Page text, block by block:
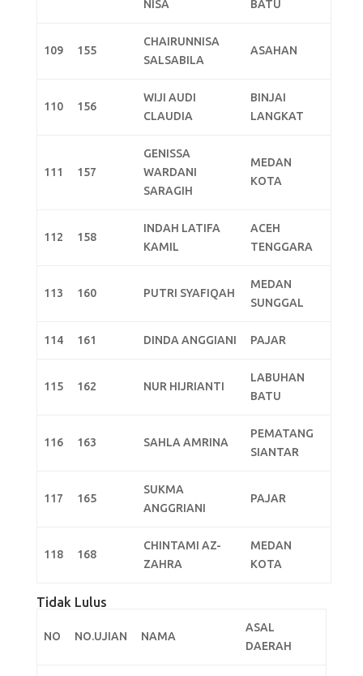
NISA
BATU
109 155
CHAIRUNNISA
SALSABILA
ASAHAN
110 156
WIJI AUDI
CLAUDIA
BINJAI
LANGKAT
111 157
GENISSA
WARDANI
SARAGIH
MEDAN
KOTA
112 158
INDAH LATIFA
KAMIL
ACEH
TENGGARA
113 160 PUTRI SYAFIQAH
MEDAN
SUNGGAL
114 161 DINDA ANGGIANI PAJAR
115 162 NUR HIJRIANTI
LABUHAN
BATU
116 163 SAHLA AMRINA
PEMATANG
SIANTAR
117 165
SUKMA
ANGGRIANI
PAJAR
118 168
CHINTAMI AZ-
ZAHRA
MEDAN
KOTA
Tidak Lulus
NO NO.UJIAN NAMA
ASAL
DAERAH